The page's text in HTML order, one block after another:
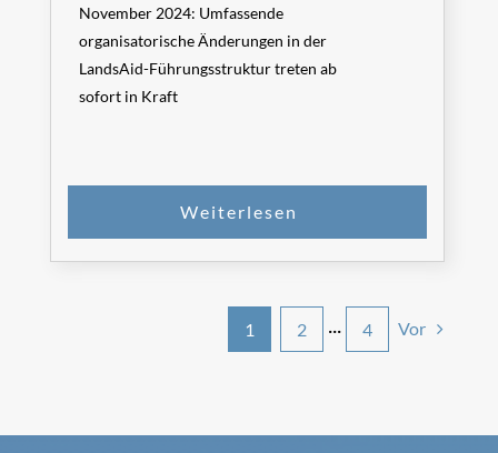
November 2024: Umfassende
organisatorische Änderungen in der
LandsAid-Führungsstruktur treten ab
sofort in Kraft
1 2 ··· 4 Vor